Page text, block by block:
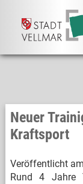
Neuer
Kraftsport
Veröffentlicht
Rund 4 Jahre